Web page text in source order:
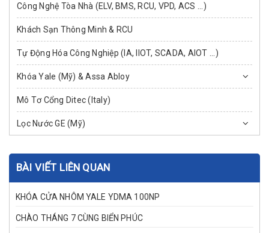
Công Nghệ Tòa Nhà (ELV, BMS, RCU, VPD, ACS ...)
Khách Sạn Thông Minh & RCU
Tự Động Hóa Công Nghiệp (IA, IIOT, SCADA, AIOT ...)
Khóa Yale (Mỹ) & Assa Abloy
Mô Tơ Cổng Ditec (Italy)
Lọc Nước GE (Mỹ)
BÀI VIẾT LIÊN QUAN
KHÓA CỬA NHÔM YALE YDMA 100NP
CHÀO THÁNG 7 CÙNG BIỂN PHÚC